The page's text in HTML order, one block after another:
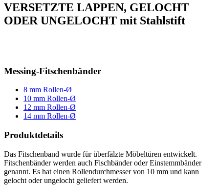
VERSETZTE LAPPEN, GELOCHT
ODER UNGELOCHT mit Stahlstift
Messing-Fitschenbänder
8 mm Rollen-Ø
10 mm Rollen-Ø
12 mm Rollen-Ø
14 mm Rollen-Ø
Produktdetails
Das Fitschenband wurde für überfälzte Möbeltüren entwickelt.
Fitschenbänder werden auch Fischbänder oder Einstemmbänder
genannt. Es hat einen Rollendurchmesser von 10 mm und kann
gelocht oder ungelocht geliefert werden.